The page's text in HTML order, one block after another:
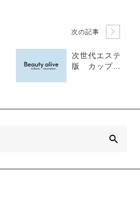
次の記事
次世代エステ
版 カップド